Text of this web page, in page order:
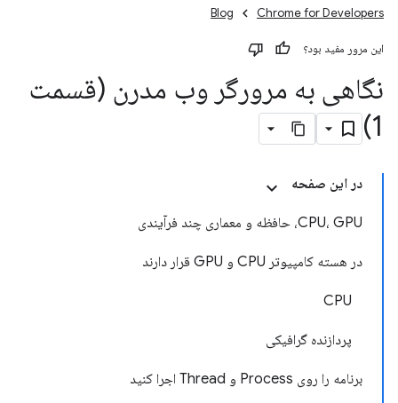
Chrome for Developers
Blog
این مرور مفید بود؟
نگاهی به مرورگر وب مدرن (قسمت
1)
در این صفحه
CPU، GPU، حافظه و معماری چند فرآیندی
در هسته کامپیوتر CPU و GPU قرار دارند
CPU
پردازنده گرافیکی
برنامه را روی Process و Thread اجرا کنید